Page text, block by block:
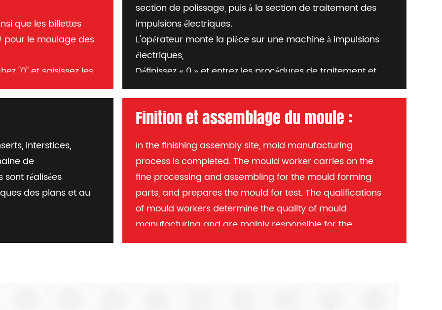
que les billettes
le moulage des
"0" et saisissez les
la machine et
section de polissage, puis à la section de traitement des
impulsions électriques.
L'opérateur monte la pièce sur une machine à impulsions
électriques,
Définissez « 0 » et entrez les procédures de traitement et
de configuration si nécessaire
Exigences : éviter les dépôts de carbone lors de l'usinage
par impulsion électrique
le processus, vérifier les dimensions des pièces à l'aide
d'outils de mesure ou de sondes.
interstices,
de
sont réalisées
des plans et au
Finition et assemblage du moule :
In the finishing assembly site, mold manufacturing
process is completed. The mould worker carries on the
fine processing and assembling for the mould forming
parts, and prepares the mould for test. The qualifications
of mould workers determine the quality of mould
manufacturing and are mainly responsible for the
reputation of the company. After all the processing, the